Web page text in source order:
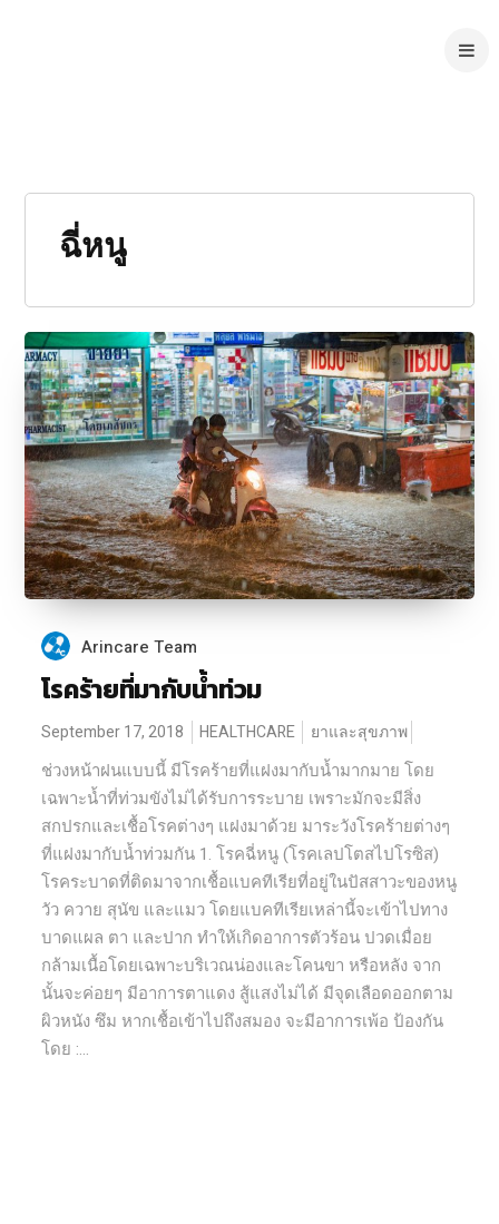
ฉี่หนู
Arincare Team
โรคร้ายที่มากับน้ำท่วม
September 17, 2018 HEALTHCARE ยาและสุขภาพ
ช่วงหน้าฝนแบบนี้ มีโรคร้ายที่แฝงมากับน้ำมากมาย โดย
เฉพาะน้ำที่ท่วมขังไม่ได้รับการระบาย เพราะมักจะมีสิ่ง
สกปรกและเชื้อโรคต่างๆ แฝงมาด้วย มาระวังโรคร้ายต่างๆ
ที่แฝงมากับน้ำท่วมกัน 1. โรคฉี่หนู (โรคเลปโตสไปโรซิส)
โรคระบาดที่ติดมาจากเชื้อแบคทีเรียที่อยู่ในปัสสาวะของหนู
วัว ควาย สุนัข และแมว โดยแบคทีเรียเหล่านี้จะเข้าไปทาง
บาดแผล ตา และปาก ทำให้เกิดอาการตัวร้อน ปวดเมื่อย
กล้ามเนื้อโดยเฉพาะบริเวณน่องและโคนขา หรือหลัง จาก
นั้นจะค่อยๆ มีอาการตาแดง สู้แสงไม่ได้ มีจุดเลือดออกตาม
ผิวหนัง ซึม หากเชื้อเข้าไปถึงสมอง จะมีอาการเพ้อ ป้องกัน
โดย :...